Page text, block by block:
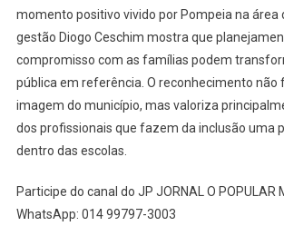
momento positivo vivido por Pompeia na área
gestão Diogo Ceschim mostra que
compromisso com as famílias podem
pública em referência. O reconhecimento não
imagem do município, mas valoriza
dos profissionais que fazem da inclusão uma
dentro das escolas.
Participe do canal do JP JORNAL O POPULAR
WhatsApp: 014 99797-3003